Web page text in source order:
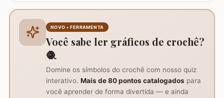
conhecer, curtir e adquirir os trabalhos desta artesã
deixem de se inscrever em seu canal no YouTube –&gt;
NOVO • FERRAMENTA
Você sabe ler gráficos de crochê?
🧶
Domine os símbolos do crochê com nosso quiz
interativo. Mais de 80 pontos catalogados para
você aprender de forma divertida — e ainda